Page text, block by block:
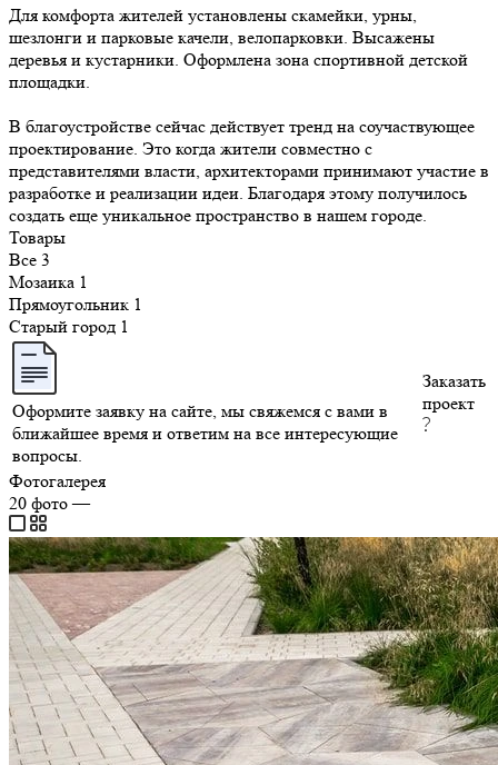
Для комфорта жителей установлены скамейки, урны,
шезлонги и парковые качели, велопарковки. Высажены
деревья и кустарники. Оформлена зона спортивной детской
площадки.
В благоустройстве сейчас действует тренд на соучаствующее
проектирование. Это когда жители совместно с
представителями власти, архитекторами принимают участие в
разработке и реализации идеи. Благодаря этому получилось
создать еще уникальное пространство в нашем городе.
Товары
Все 3
Мозаика 1
Прямоугольник 1
Старый город 1
Оформите заявку на сайте, мы свяжемся с вами в
ближайшее время и ответим на все интересующие
вопросы.
Заказать
проект
Фотогалерея
20 фото—